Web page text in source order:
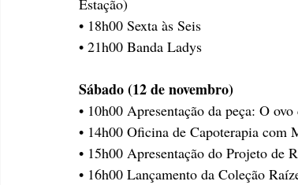
Estação)
• 18h00 Sexta às Seis
• 21h00 Banda Ladys
Sábado (12 de novembro)
• 10h00 Apresentação da peça: O
• 14h00 Oficina de Capoterapia com
• 15h00 Apresentação do Projeto de
• 16h00 Lançamento da Coleção